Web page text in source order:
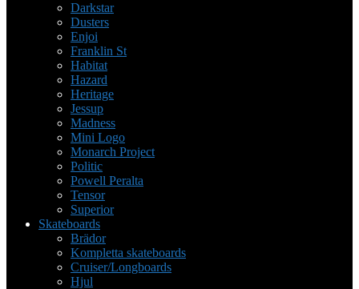
Darkstar
Dusters
Enjoi
Franklin St
Habitat
Hazard
Heritage
Jessup
Madness
Mini Logo
Monarch Project
Politic
Powell Peralta
Tensor
Superior
Skateboards
Brädor
Kompletta skateboards
Cruiser/Longboards
Hjul